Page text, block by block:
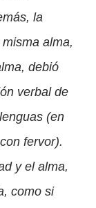
la
alma,
debió
verbal de
(en
fervor).
y el alma,
como si